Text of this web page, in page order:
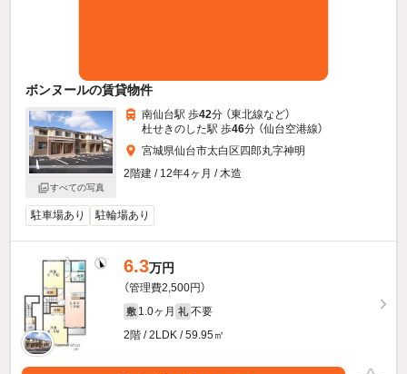
ボンヌールの賃貸物件
すべての写真
南仙台駅 歩42分 （東北線など）
杜せきのした駅 歩46分 （仙台空港線）
宮城県仙台市太白区四郎丸字神明
2階建 / 12年4ヶ月 / 木造
駐車場あり 駐輪場あり
6.3万円
（管理費2,500円）
敷 1.0ヶ月 礼 不要
2階 / 2LDK / 59.95㎡